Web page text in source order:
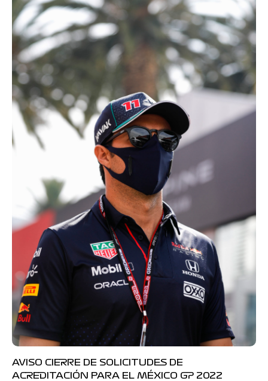
AVISO CIERRE DE SOLICITUDES DE
ACREDITACIÓN PARA EL MÉXICO GP 2022